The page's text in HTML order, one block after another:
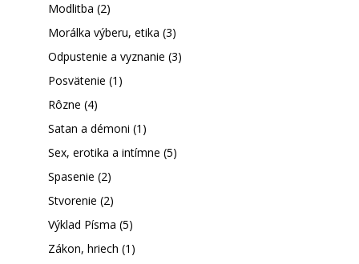
Modlitba (2)
Morálka výberu, etika (3)
Odpustenie a vyznanie (3)
Posvätenie (1)
Rôzne (4)
Satan a démoni (1)
Sex, erotika a intímne (5)
Spasenie (2)
Stvorenie (2)
Výklad Písma (5)
Zákon, hriech (1)